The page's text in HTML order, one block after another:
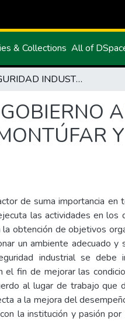
& Collections All of
LA SEGURIDAD INDUSTRIAL EN EL GOBIERNO AUTÓNOMO DESCENTRALIZADO DEL CANTÓN MONTÚFAR Y SU INCIDENCIA EN EL DESEMPEÑO LABORAL
de suma importancia en
las actividades en los
obtención de objetivos
un ambiente adecuado y
industrial se debe
el fin de mejorar las
al lugar de trabajo que
a la mejora del
la institución y pasión